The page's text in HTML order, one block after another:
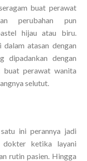
buat perawat
perubahan pun
hijau atau biru.
atasan dengan
dipadankan dengan
buat perawat wanita
selutut.
ini perannya jadi
dokter ketika layani
rutin pasien. Hingga